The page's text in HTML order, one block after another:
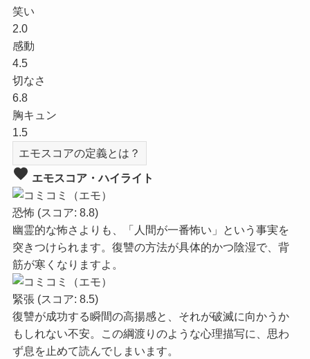
笑い
2.0
感動
4.5
切なさ
6.8
胸キュン
1.5
エモスコアの定義とは？
favorite エモスコア・ハイライト
恐怖 (スコア: 8.8)
幽霊的な怖さよりも、「人間が一番怖い」という事実を
突きつけられます。復讐の方法が具体的かつ陰湿で、背
筋が寒くなりますよ。
緊張 (スコア: 8.5)
復讐が成功する瞬間の高揚感と、それが破滅に向かうか
もしれない不安。この綱渡りのような心理描写に、思わ
ず息を止めて読んでしまいます。